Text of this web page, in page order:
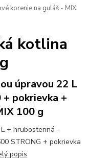
korenie na guláš - MIX
kotlina
úpravou 22 L
pokrievka +
100 g
+ hrubostenná -
STRONG + pokrievka
popis